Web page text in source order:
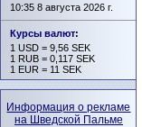
10:35 8 августа 2026 г.
Курсы валют:
1 USD = 9,56 SEK
1 RUB = 0,117 SEK
1 EUR = 11 SEK
Информация о рекламе
на Шведской Пальме